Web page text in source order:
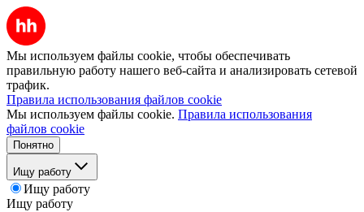
Мы используем файлы cookie, чтобы обеспечивать
правильную работу нашего веб-сайта и анализировать сетевой
трафик.
Правила использования файлов cookie
Мы используем файлы cookie. Правила использования
файлов cookie
Понятно
Ищу работу
Ищу работу
Ищу работу